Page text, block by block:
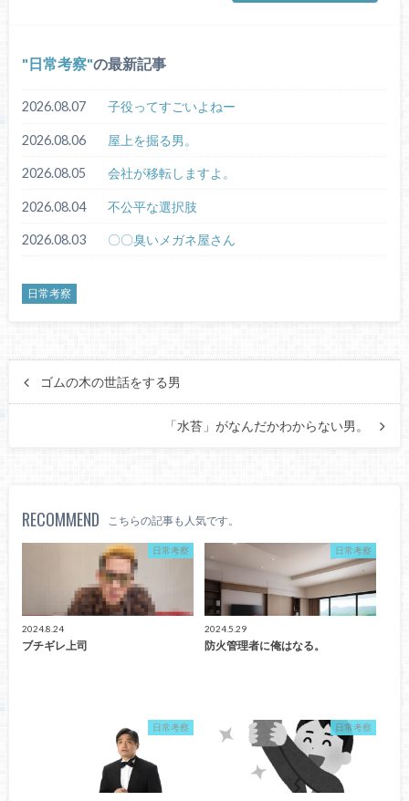
日常考察 の最新記事
2026.08.07 子役ってすごいよねー
2026.08.06 屋上を掘る男。
2026.08.05 会社が移転しますよ。
2026.08.04 不公平な選択肢
2026.08.03 〇〇臭いメガネ屋さん
日常考察
ゴムの木の世話をする男
「水苔」がなんだかわからない男。
RECOMMEND こちらの記事も人気です。
日常考察
2024.8.24
ブチギレ上司
日常考察
2024.5.29
防火管理者に俺はなる。
日常考察 日常考察